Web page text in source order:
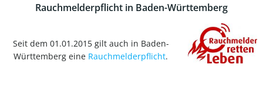
Rauchmelderpflicht in Baden-Württemberg
Seit dem 01.01.2015 gilt auch in Baden-
Württemberg eine Rauchmelderpflicht.